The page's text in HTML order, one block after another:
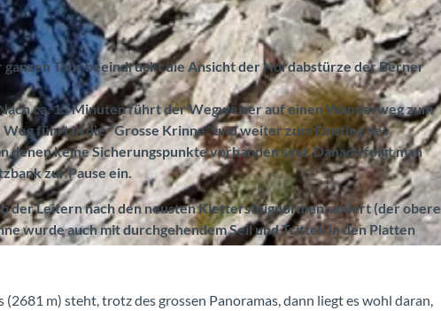
Tour beeindruckt die Ansicht der Nordabstürze der Berner
ca. 15 Minuten führt der Wegweiser auf einen Wanderweg zum
führt in die "Grosse Krinne" und weiter zum Einstieg des
keine Sicherungspunkte vorhanden sind. Danach folgt man
zur Pause ein.
Leitern nach den neusten Klettersteignormen saniert (der obere
wurde auch mit durchgehendem Seil und Tritten in den Platten
m) steht, trotz des grossen Panoramas, dann liegt es wohl daran,